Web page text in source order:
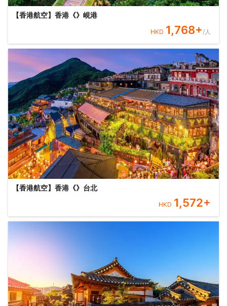
【香港航空】香港《》峴港
HKD 1,768+ /人
【香港航空】香港《》台北
HKD 1,572+